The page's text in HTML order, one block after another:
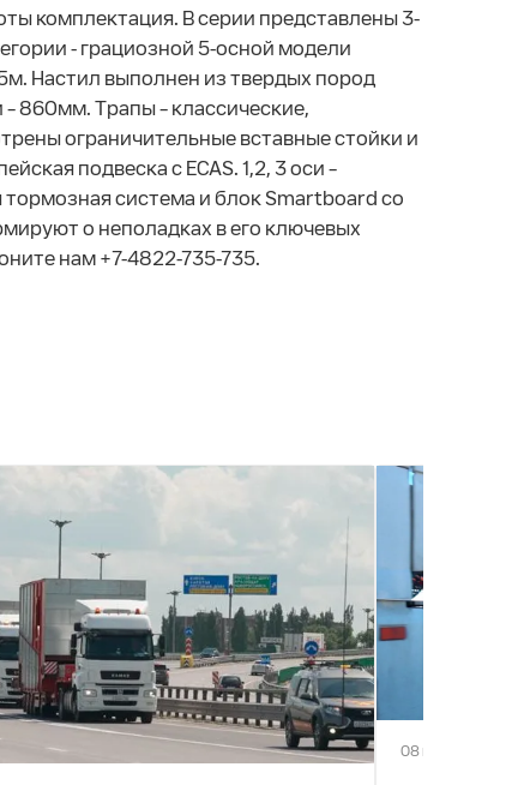
комплектация. В серии представлены 3-
- грациозной 5-осной модели
Настил выполнен из твердых пород
860мм. Трапы – классические,
ограничительные вставные стойки и
подвеска с ECAS. 1,2, 3 оси –
система и блок Smartboard со
о неполадках в его ключевых
нам +7-4822-735-735.
08 июля 2022